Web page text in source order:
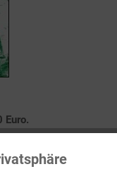
Euro.
Aktiv